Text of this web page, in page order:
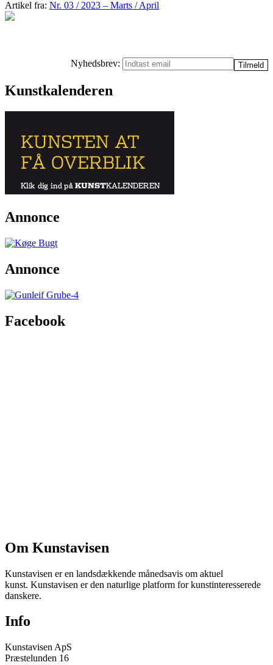
Artikel fra: Nr. 03 / 2023 – Marts / April
Nyhedsbrev:
Kunstkalenderen
Annonce
Annonce
Facebook
Om Kunstavisen
Kunstavisen er en landsdækkende månedsavis om aktuel
kunst. Kunstavisen er den naturlige platform for kunstinteresserede
danskere.
Info
Kunstavisen ApS
Præstelunden 16